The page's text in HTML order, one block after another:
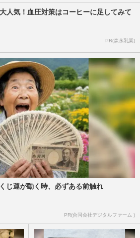
人気！血圧対策はコーヒーに足してみて
PR(森永乳業)
じ運が動く時、必ずある前触れ
PR(合同会社デジタルファーム )